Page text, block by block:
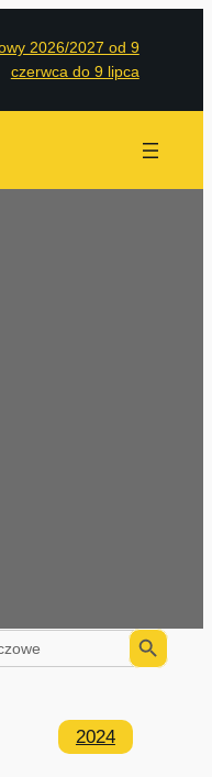
2026/2027 od 9
czerwca do 9 lipca
Search Button
2024